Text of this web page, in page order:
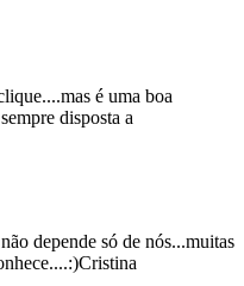
é uma boa
disposta a
depende só de nós...muitas